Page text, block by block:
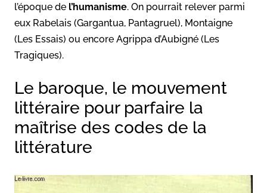
l’époque de l’humanisme. On pourrait relever parmi
eux Rabelais (Gargantua, Pantagruel), Montaigne
(Les Essais) ou encore Agrippa d’Aubigné (Les
Tragiques).
Le baroque, le mouvement
littéraire pour parfaire la
maîtrise des codes de la
littérature